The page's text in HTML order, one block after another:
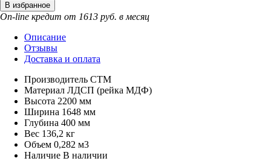
On-line кредит от 1613 руб. в месяц
Описание
Отзывы
Доставка и оплата
Производитель СТМ
Материал ЛДСП (рейка МДФ)
Высота 2200 мм
Ширина 1648 мм
Глубина 400 мм
Вес 136,2 кг
Объем 0,282 м3
Наличие В наличии